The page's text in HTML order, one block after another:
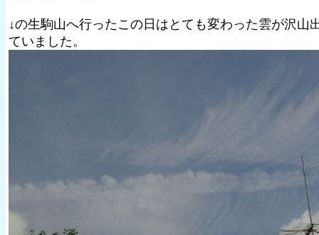
↓の生駒山へ行ったこの日はとても変わった雲が沢山
ていました。